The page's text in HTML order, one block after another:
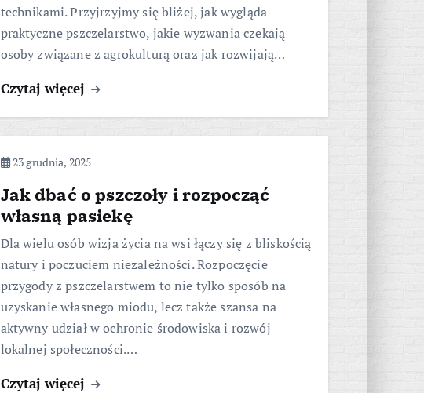
technikami. Przyjrzyjmy się bliżej, jak wygląda
praktyczne pszczelarstwo, jakie wyzwania czekają
osoby związane z agrokulturą oraz jak rozwijają…
Czytaj więcej
23 grudnia, 2025
Jak dbać o pszczoły i rozpocząć
własną pasiekę
Dla wielu osób wizja życia na wsi łączy się z bliskością
natury i poczuciem niezależności. Rozpoczęcie
przygody z pszczelarstwem to nie tylko sposób na
uzyskanie własnego miodu, lecz także szansa na
aktywny udział w ochronie środowiska i rozwój
lokalnej społeczności.…
Czytaj więcej